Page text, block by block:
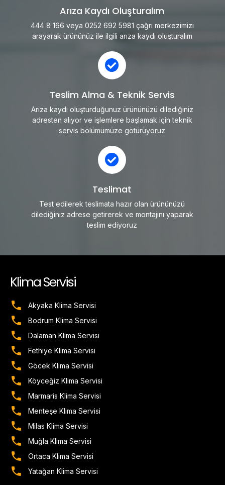
Arıza Kaydı Oluşturalım
444 8 166 veya 0252 692 5981 çağrı merkezimizi
arayarak ürününüz ile ilgili arıza kaydı oluşturalım
Teslim Alma & Teknik Servis
Arıza kaydı oluşturduğunuz ürününüzü dilediğiniz
adresten alıyor ve işlemlere başlamak için teknik
servis bölümümüze götürüyoruz
Teslimat
Test edilerek teslimata hazır olan ürününüzü
dilediğiniz adrese getirerek ve montajını yaparak
teslim ediyoruz
Klima Servisi
Akyaka Klima Servisi
Bodrum Klima Servisi
Dalaman Klima Servisi
Fethiye Klima Servisi
Göcek Klima Servisi
Köyceğiz Klima Servisi
Marmaris Klima Servisi
Menteşe Klima Servisi
Milas Klima Servisi
Muğla Klima Servisi
Ortaca Klima Servisi
Yatağan Klima Servisi